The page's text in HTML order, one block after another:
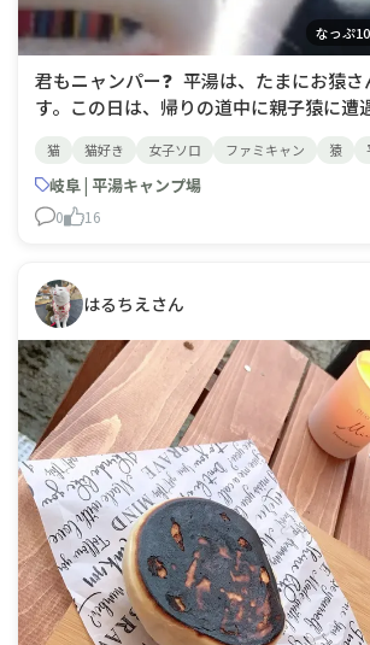
なっぷ
君もニャンパー❓ 平湯は、たまにお猿さんを見かけま
す。この日は、帰りの道中に親子猿に遭
うお猿さんにビビりながら、シャーシ
まっていました笑
猫 猫好き 女子ソロ ファミキャン 猿
岐阜 | 平湯キャンプ場
0 16
はるちえさん